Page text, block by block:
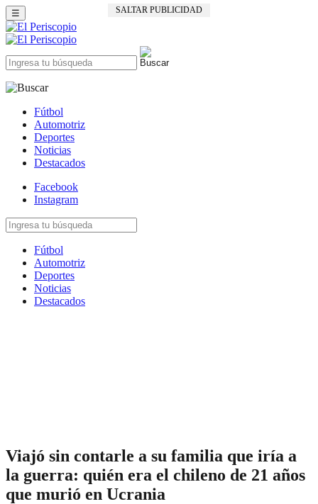
SALTAR PUBLICIDAD
☰
Fútbol
Automotriz
Deportes
Noticias
Destacados
Facebook
Instagram
Fútbol
Automotriz
Deportes
Noticias
Destacados
Viajó sin contarle a su familia que iría a
la guerra: quién era el chileno de 21 años
que murió en Ucrania